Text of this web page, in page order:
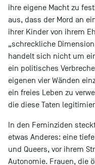
ihre eigene Macht zu
aus, dass der Mord an
ihrer Kinder von ihrem
„schreckliche
handelt sich nicht um
ein politisches
eigenen vier Wänden
ein freies Leben zu
die diese Taten
In den Feminziden
etwas Anderes: eine
und Queers, vor ihrem
Autonomie. Frauen, die